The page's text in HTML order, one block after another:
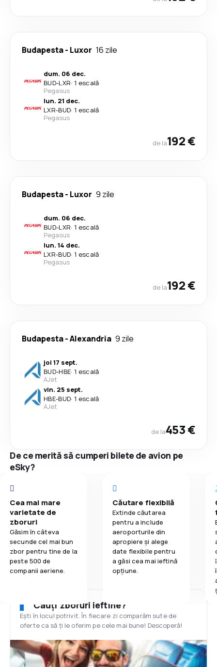
Budapesta- Luxor 16 zile
dum. 06 dec.
BUD-LXR· 1 escală
Pegasus
lun. 21 dec.
LXR-BUD· 1 escală
Pegasus
de la192 €
Budapesta- Luxor 9 zile
dum. 06 dec.
BUD-LXR· 1 escală
Pegasus
lun. 14 dec.
LXR-BUD· 1 escală
Pegasus
de la192 €
Budapesta-Alexandria 9 zile
joi 17 sept.
BUD-HBE· 1 escală
AJet
vin. 25 sept.
HBE-BUD· 1 escală
AJet
de la453 €
De ce merită să cumperi bilete de avion pe
eSky?
Cea mai mare
varietate de
zboruri
Găsim în câteva
secunde cel mai bun
zbor pentru tine de la
peste 500 de
companii aeriene.
Căutare flexibilă
Extinde căutarea
pentru a include
aeroporturile din
apropiere și alege
date flexibile pentru
a găsi cea mai ieftină
opțiune.
Cauți zboruri ieftine?
Ești în locul potrivit. În fiecare zi comparăm sute de
oferte ca să ți le oferim pe cele mai bune! Descoperă!